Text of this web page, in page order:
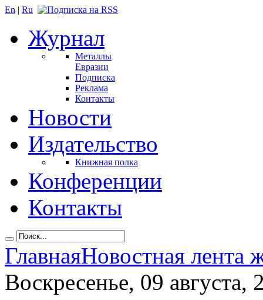
En | Ru
Журнал
Металлы
Евразии
Подписка
Реклама
Контакты
Новости
Издательство
Книжная полка
Конференции
Контакты
ГлавнаяНовостная лента
Воскресенье, 09 августа,